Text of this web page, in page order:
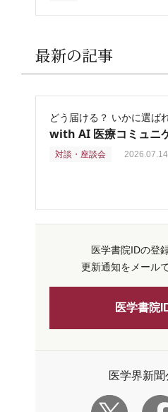
最新の記事
どう届ける？ いかに選ば
with AI 医療コミュニ
対談・座談会 2026.07.14
医学書院IDの登
更新通知をメール
医学書院
医学界新